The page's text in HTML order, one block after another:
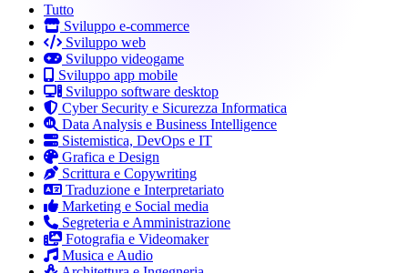
Tutto
Sviluppo e-commerce
Sviluppo web
Sviluppo videogame
Sviluppo app mobile
Sviluppo software desktop
Cyber Security e Sicurezza Informatica
Data Analysis e Business Intelligence
Sistemistica, DevOps e IT
Grafica e Design
Scrittura e Copywriting
Traduzione e Interpretariato
Marketing e Social media
Segreteria e Amministrazione
Fotografia e Videomaker
Musica e Audio